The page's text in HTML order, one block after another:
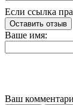
Если ссылка
Оставить отзыв
Ваше имя:
Ваш